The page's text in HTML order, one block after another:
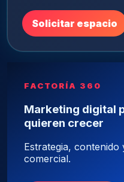
Solicitar espacio
FACTORÍA 360
Marketing digital
quieren crecer
Estrategia,
comercial.